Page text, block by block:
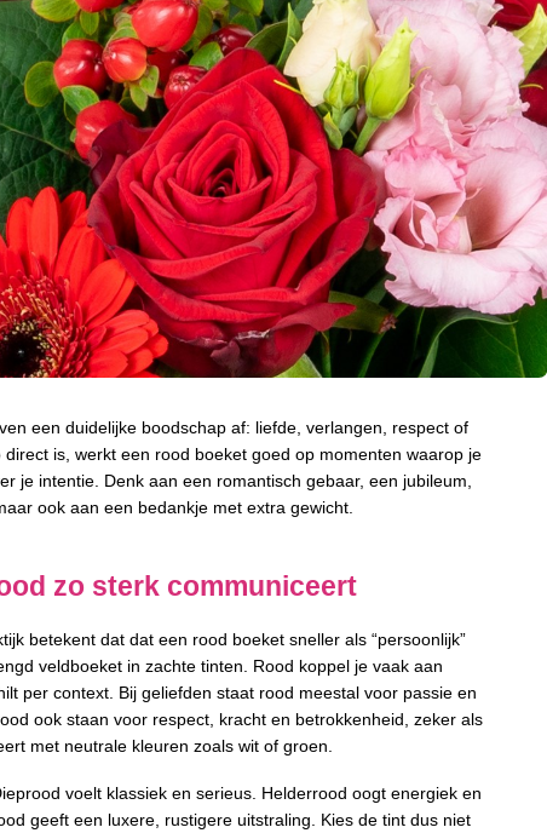
een duidelijke boodschap af: liefde, verlangen, respect of
is, werkt een rood boeket goed op momenten waarop je
je intentie. Denk aan een romantisch gebaar, een jubileum,
ook aan een bedankje met extra gewicht.
zo sterk communiceert
betekent dat dat een rood boeket sneller als “persoonlijk”
veldboeket in zachte tinten. Rood koppel je vaak aan
per context. Bij geliefden staat rood meestal voor passie en
ook staan voor respect, kracht en betrokkenheid, zeker als
met neutrale kleuren zoals wit of groen.
voelt klassiek en serieus. Helderrood oogt energiek en
geeft een luxere, rustigere uitstraling. Kies de tint dus niet